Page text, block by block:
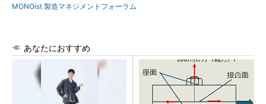
MONOist 製造マネジメントフォーラム
あなたにおすすめ